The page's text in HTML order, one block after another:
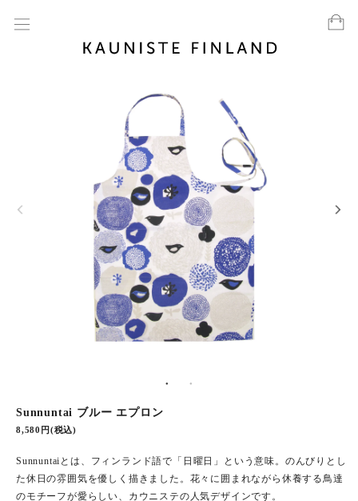
Sunnuntai ブルー エプロン
8,580円(税込)
Sunnuntaiとは、フィンランド語で「日曜日」という意味。のんびりとし
た休日の雰囲気を優しく描きました。花々に囲まれながら休養する鳥達
のモチーフが愛らしい、カウニステの人気デザインです。